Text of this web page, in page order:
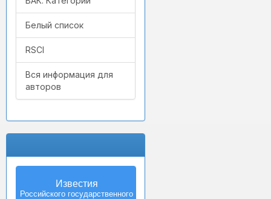
Белый список
RSCI
Вся информация для
авторов
Известия
Российского государственного